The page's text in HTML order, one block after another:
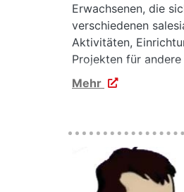
Erwachsenen, die
verschiedenen
Aktivitäten,
Projekten für andere
Menschen engagiert.
hinaus setzen wir uns
Mehr